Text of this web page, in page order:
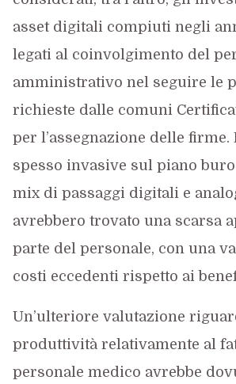
asset digitali compiuti negli
legati al coinvolgimento del
amministrativo nel seguire le
richieste dalle comuni
per l’assegnazione delle firme.
spesso invasive sul piano
mix di passaggi digitali e
avrebbero trovato una scarsa
parte del personale, con una
costi eccedenti rispetto ai
Un’ulteriore valutazione
produttività relativamente al
personale medico avrebbe